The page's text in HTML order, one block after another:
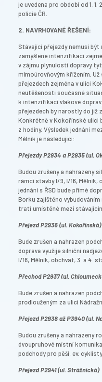
je uvedena pro období od 1. 1.
policie ČR.
2. NAVRHOVANÉ ŘEŠENÍ:
Stávající přejezdy nemusí být
zamýšlené intenzifikaci
v zájmu plynulosti dopravy
mimoúrovňovým křížením.
přejezdech zejména v ulici
neutěšenosti současné
k intenzifikaci vlakové
přejezdech by narostly do již
Konkrétně v Kokořínské ulici
z hodiny. Výsledek jednání
Mělník je následující:
Přejezdy P2934 a P2935 (ul.
Budou zrušeny a nahrazeny
rámci stavby I/9, I/16, Mělník,
jednání s ŘSD bude přímé
Borku zajištěno
tratí umístěné mezi
Přejezd P2936 (ul. Kokořínská)
Bude zrušen a nahrazen
doprava využije silniční
I/16, Mělník, obchvat, 3. a 4.
Přechod P2937 (ul.
Bude zrušen a nahrazen
prodlouženým za ulici
Přejezd P2938 až P3940 (ul.
Budou zrušeny a nahrazeny
dvoupruhové místní
podchody pro pěší, ev.
Přejezd P2941 (ul. Strážnická)